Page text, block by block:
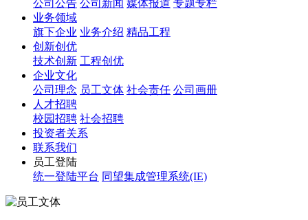
公司公告 公司新闻 媒体报道 专题专栏
业务领域
旗下企业 业务介绍 精品工程
创新创优
技术创新 工程创优
企业文化
公司理念 员工文体 社会责任 公司画册
人才招聘
校园招聘 社会招聘
投资者关系
联系我们
员工登陆
统一登陆平台 同望集成管理系统(IE)